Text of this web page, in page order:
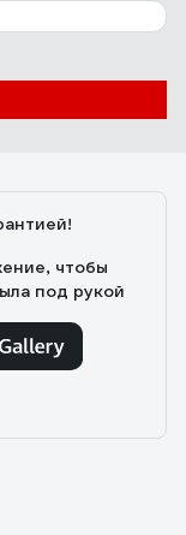
чтобы
под рукой